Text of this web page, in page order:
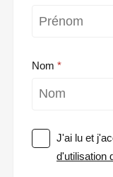
Nom
J'ai lu et
d'utilisation